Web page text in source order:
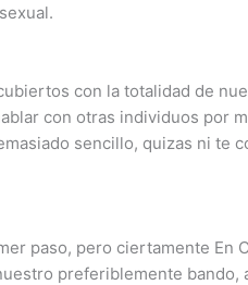
con la totalidad de
con otras individuos
sencillo, quizas ni
paso, pero ciertamente En
preferiblemente